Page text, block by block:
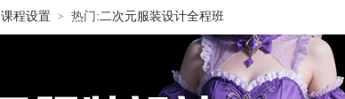
课程设置 > 热门:二次元服装设计全程班